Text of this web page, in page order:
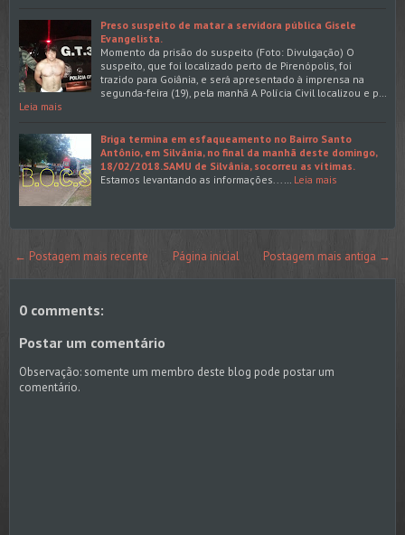
Preso suspeito de matar a servidora pública Gisele
Evangelista.
Momento da prisão do suspeito (Foto: Divulgação) O
suspeito, que foi localizado perto de Pirenópolis, foi
trazido para Goiânia, e será apresentado à imprensa na
segunda-feira (19), pela manhã A Polícia Civil localizou e p…
Leia mais
Briga termina em esfaqueamento no Bairro Santo
Antônio, em Silvânia, no final da manhã deste domingo,
18/02/2018.SAMU de Silvânia, socorreu as vítimas.
Estamos levantando as informações...… Leia mais
← Postagem mais recente Postagem mais antiga →
Página inicial
0 comments:
Postar um comentário
Observação: somente um membro deste blog pode postar um
comentário.